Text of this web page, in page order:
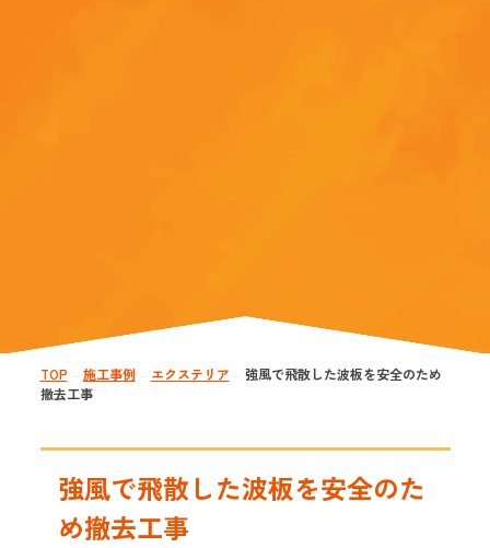
TOP 施工事例 エクステリア
強風で飛散した波板を安全のため
撤去工事
強風で飛散した波板を安全のた
め撤去工事